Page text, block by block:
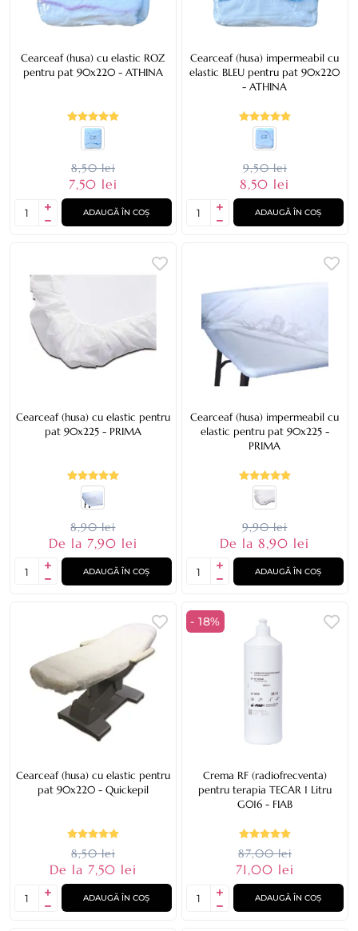
Cearceaf (husa) cu elastic ROZ
pentru pat 90x220 - ATHINA
8,50 lei
7,50 lei
ADAUGĂ ÎN COȘ
Cearceaf (husa) impermeabil cu
elastic BLEU pentru pat 90x220
- ATHINA
9,50 lei
8,50 lei
ADAUGĂ ÎN COȘ
Cearceaf (husa) cu elastic pentru
pat 90x225 - PRIMA
8,90 lei
De la 7,90 lei
ADAUGĂ ÎN COȘ
Cearceaf (husa) impermeabil cu
elastic pentru pat 90x225 -
PRIMA
9,90 lei
De la 8,90 lei
ADAUGĂ ÎN COȘ
Cearceaf (husa) cu elastic pentru
pat 90x220 - Quickepil
8,50 lei
De la 7,50 lei
ADAUGĂ ÎN COȘ
- 18%
Crema RF (radiofrecventa)
pentru terapia TECAR 1 Litru
G016 - FIAB
87,00 lei
71,00 lei
ADAUGĂ ÎN COȘ